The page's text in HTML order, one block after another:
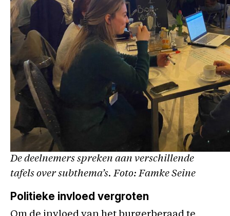
De deelnemers spreken aan verschillende
tafels over subthema’s. Foto: Famke Seine
Politieke invloed vergroten